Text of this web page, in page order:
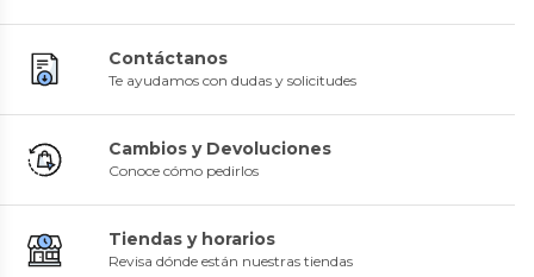
Contáctanos
Te ayudamos con dudas y solicitudes
Cambios y Devoluciones
Conoce cómo pedirlos
Tiendas y horarios
Revisa dónde están nuestras tiendas